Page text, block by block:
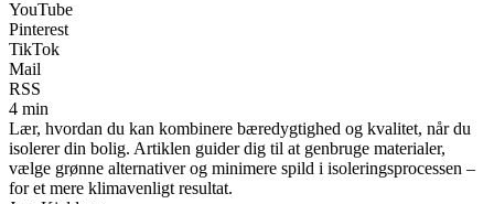
YouTube
Pinterest
TikTok
Mail
RSS
4 min
Lær, hvordan du kan kombinere bæredygtighed og kvalitet, når du
isolerer din bolig. Artiklen guider dig til at genbruge materialer,
vælge grønne alternativer og minimere spild i isoleringsprocessen –
for et mere klimavenligt resultat.